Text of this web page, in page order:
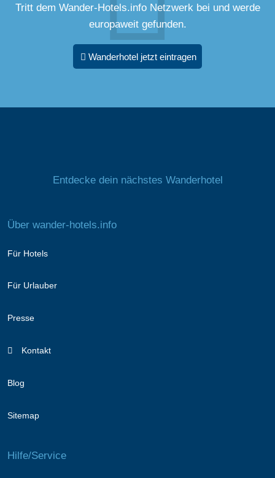
Tritt dem Wander-Hotels.info Netzwerk bei und werde
europaweit gefunden.
Wanderhotel jetzt eintragen
Entdecke dein nächstes Wanderhotel
Über wander-hotels.info
Für Hotels
Für Urlauber
Presse
Kontakt
Blog
Sitemap
Hilfe/Service